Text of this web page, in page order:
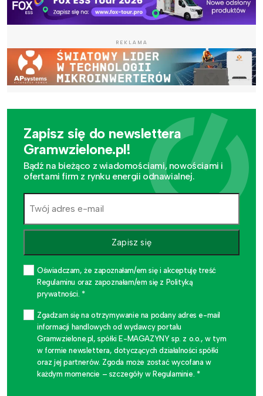
REKLAMA
Zapisz się do newslettera
Gramwzielone.pl!
Bądź na bieżąco z wiadomościami, nowościami i
ofertami firm z rynku energii odnawialnej.
Zapisz się
Oświadczam, że zapoznałam/em się i akceptuję treść
Regulaminu oraz zapoznałam/em się z Polityką
prywatności. *
Zgadzam się na otrzymywanie na podany adres e-mail
informacji handlowych od wydawcy portalu
Gramwzielone.pl, spółki E-MAGAZYNY sp. z o.o., w tym
w formie newslettera, dotyczących działalności spółki
oraz jej partnerów. Zgoda może zostać wycofana w
każdym momencie – szczegóły w Regulaminie. *